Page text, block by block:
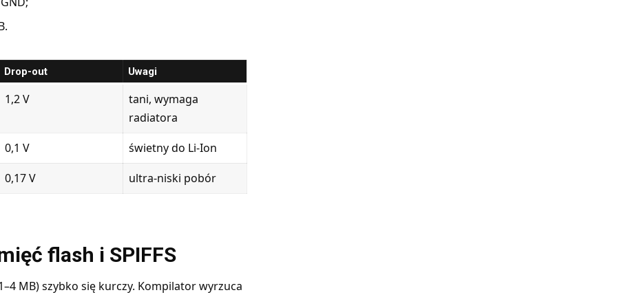
Drop-out Uwagi
1,2 V
tani, wymaga
radiatora
0,1 V
świetny do Li-Ion
0,17 V
ultra-niski pobór
flash i SPIFFS
MB) szybko się kurczy. Kompilator wyrzuca